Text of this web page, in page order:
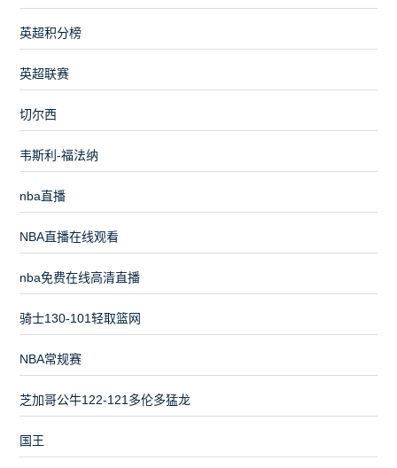
英超积分榜
英超联赛
切尔西
韦斯利-福法纳
nba直播
NBA直播在线观看
nba免费在线高清直播
骑士130-101轻取篮网
NBA常规赛
芝加哥公牛122-121多伦多猛龙
国王